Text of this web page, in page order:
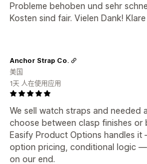
Probleme behoben und sehr
Kosten sind fair. Vielen Dank!
We sell watch straps and needed
choose between clasp finishes or
Easify Product Options handles
option pricing, conditional logic
on our end.
Anchor Strap Co.
美国
1天 人在使用应用